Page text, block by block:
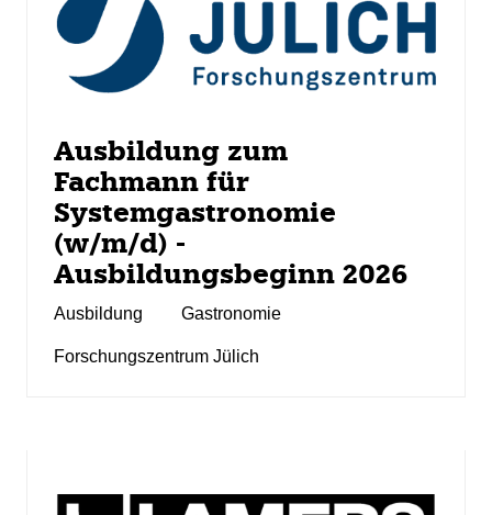
Ausbildung zum
Fachmann für
Systemgastronomie
(w/m/d) -
Ausbildungsbeginn 2026
Ausbildung Gastronomie
Forschungszentrum Jülich